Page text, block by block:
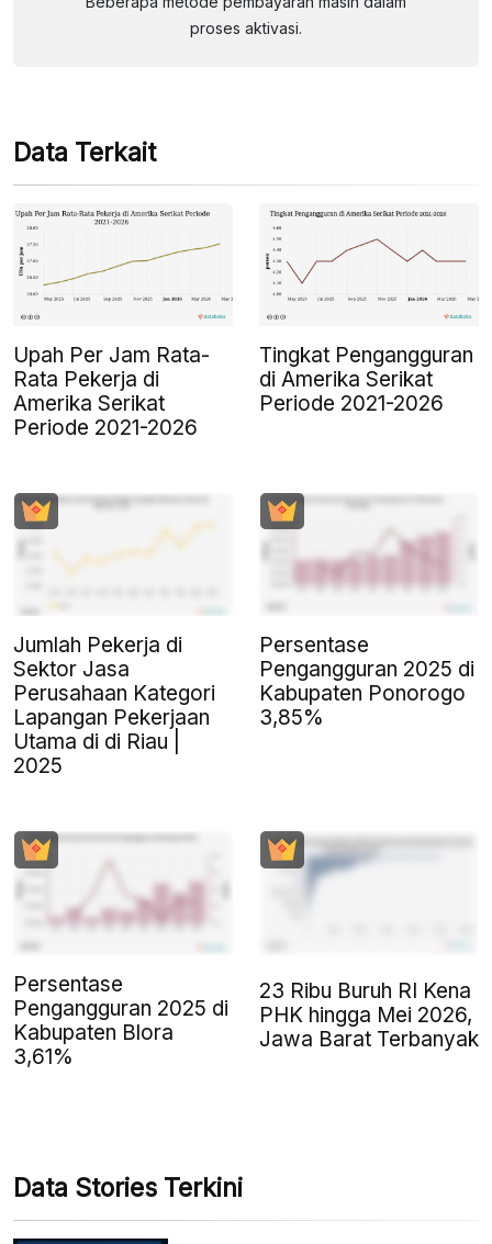
proses aktivasi.
Data Terkait
Upah Per Jam Rata-
Rata Pekerja di
Amerika Serikat
Periode 2021-2026
Tingkat Pengangguran
di Amerika Serikat
Periode 2021-2026
Jumlah Pekerja di
Sektor Jasa
Perusahaan Kategori
Lapangan Pekerjaan
Utama di di Riau |
2025
Persentase
Pengangguran 2025 di
Kabupaten Ponorogo
3,85%
Persentase
Pengangguran 2025 di
Kabupaten Blora
3,61%
23 Ribu Buruh RI Kena
PHK hingga Mei 2026,
Jawa Barat Terbanyak
Data Stories Terkini